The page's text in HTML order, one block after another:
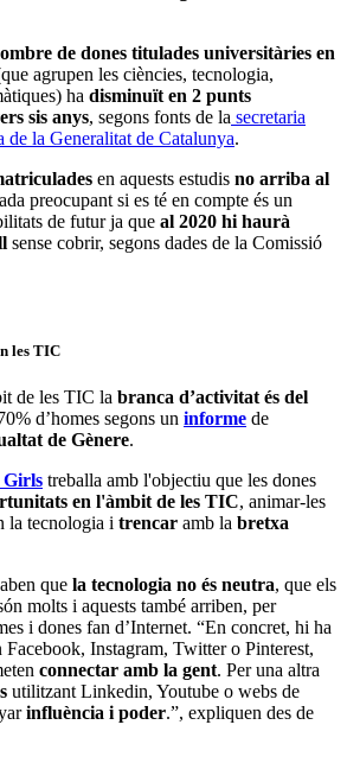
de dones titulades universitàries en
agrupen les ciències, tecnologia,
ha disminuït en 2 punts
sis anys, segons fonts de la secretaria
de la Generalitat de Catalunya.
en aquests estudis no arriba al
preocupant si es té en compte és un
de futur ja que al 2020 hi haurà
sense cobrir, segons dades de la Comissió
les TIC
de les TIC la branca d’activitat és del
d’homes segons un informe de
de Gènere.
Girls treballa amb l'objectiu que les dones
en l'àmbit de les TIC, animar-les
la tecnologia i trencar amb la bretxa
que la tecnologia no és neutra, que els
molts i aquests també arriben, per
i dones fan d’Internet. “En concret, hi ha
Facebook, Instagram, Twitter o Pinterest,
connectar amb la gent. Per una altra
utilitzant Linkedin, Youtube o webs de
influència i poder.”, expliquen des de